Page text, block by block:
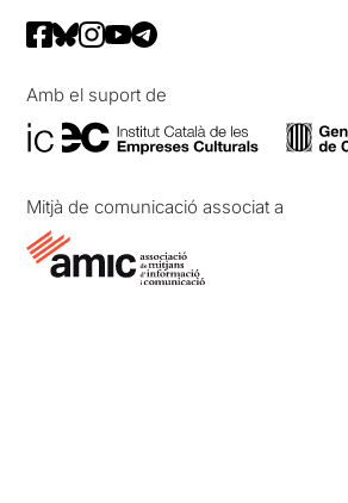
Amb el suport de
Mitjà de comunicació associat a